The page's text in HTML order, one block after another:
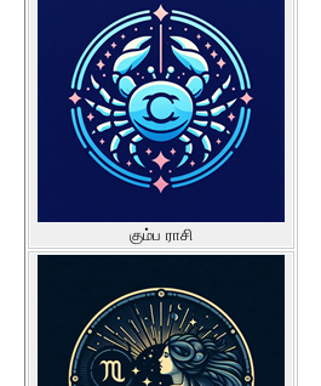
கும்ப ராசி